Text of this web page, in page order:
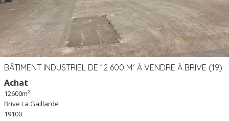
BÂTIMENT INDUSTRIEL DE 12 600 M² À VENDRE À BRIVE (19)
Achat
12600m²
Brive La Gaillarde
19100